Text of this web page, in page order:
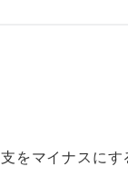
をマイナスにす